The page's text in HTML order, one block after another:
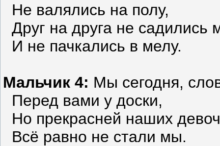
Не валялись на полу,
Друг на друга не садились
И не пачкались в мелу.
Мальчик 4: Мы сегодня,
Перед вами у доски,
Но прекрасней наших
Всё равно не стали мы.